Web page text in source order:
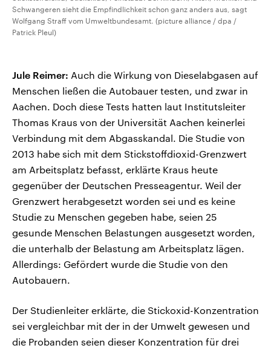
Schwangeren sieht die Empfindlichkeit schon ganz anders aus, sagt
Wolfgang Straff vom Umweltbundesamt. (picture alliance / dpa /
Patrick Pleul)
Jule Reimer: Auch die Wirkung von Dieselabgasen auf
Menschen ließen die Autobauer testen, und zwar in
Aachen. Doch diese Tests hatten laut Institutsleiter
Thomas Kraus von der Universität Aachen keinerlei
Verbindung mit dem Abgasskandal. Die Studie von
2013 habe sich mit dem Stickstoffdioxid-Grenzwert
am Arbeitsplatz befasst, erklärte Kraus heute
gegenüber der Deutschen Presseagentur. Weil der
Grenzwert herabgesetzt worden sei und es keine
Studie zu Menschen gegeben habe, seien 25
gesunde Menschen Belastungen ausgesetzt worden,
die unterhalb der Belastung am Arbeitsplatz lägen.
Allerdings: Gefördert wurde die Studie von den
Autobauern.
Der Studienleiter erklärte, die Stickoxid-Konzentration
sei vergleichbar mit der in der Umwelt gewesen und
die Probanden seien dieser Konzentration für drei